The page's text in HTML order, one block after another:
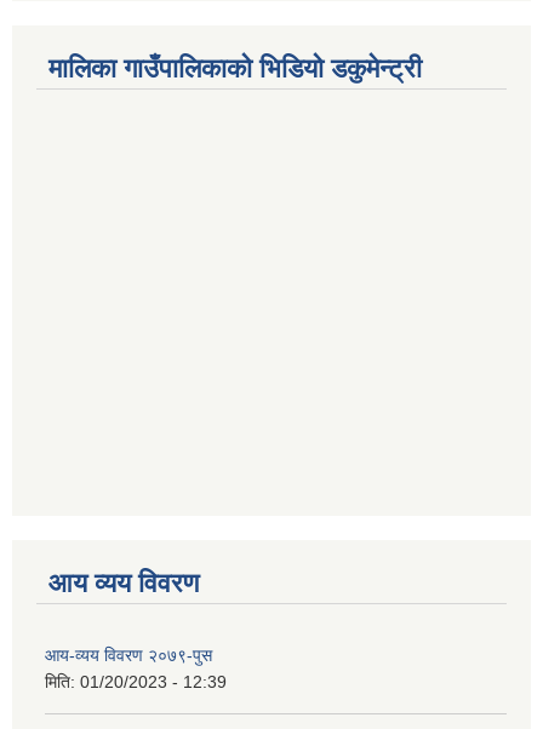
मालिका गाउँपालिकाको भिडियो डकुमेन्ट्री
आय व्यय विवरण
आय-व्यय विवरण २०७९-पुस
मिति: 01/20/2023 - 12:39